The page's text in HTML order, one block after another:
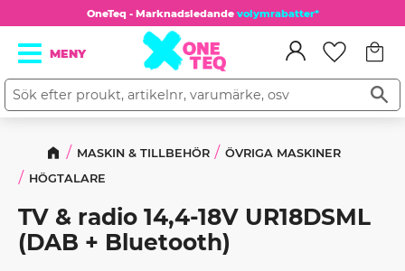
Meny
OneTeq - Marknadsledande volymrabatter*
MASKIN & TILLBEHÖR
ÖVRIGA MASKINER
HÖGTALARE
TV & radio 14,4-18V UR18DSML
(DAB + Bluetooth)